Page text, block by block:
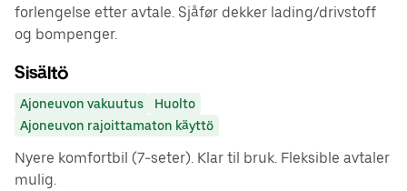
forlengelse etter avtale. Sjåfør dekker lading/drivstoff
og bompenger.
Sisältö
Ajoneuvon vakuutus
Huolto
Ajoneuvon rajoittamaton käyttö
Nyere komfortbil (7-seter). Klar til bruk. Fleksible avtaler
mulig.